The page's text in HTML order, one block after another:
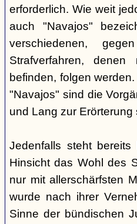
erforderlich. Wie weit
auch "Navajos"
verschiedenen,
Strafverfahren,
befinden, folgen
"Navajos" sind die
und Lang zur Erörterung
Jedenfalls steht
Hinsicht das Wohl des
nur mit allerschärfsten
wurde nach ihrer
Sinne der bündischen